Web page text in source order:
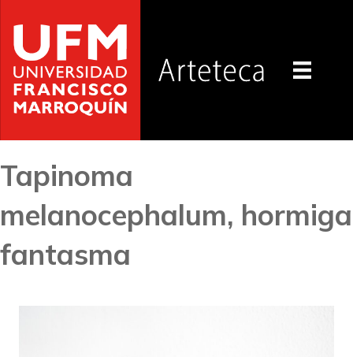
Tapinoma
melanocephalum, hormiga
fantasma